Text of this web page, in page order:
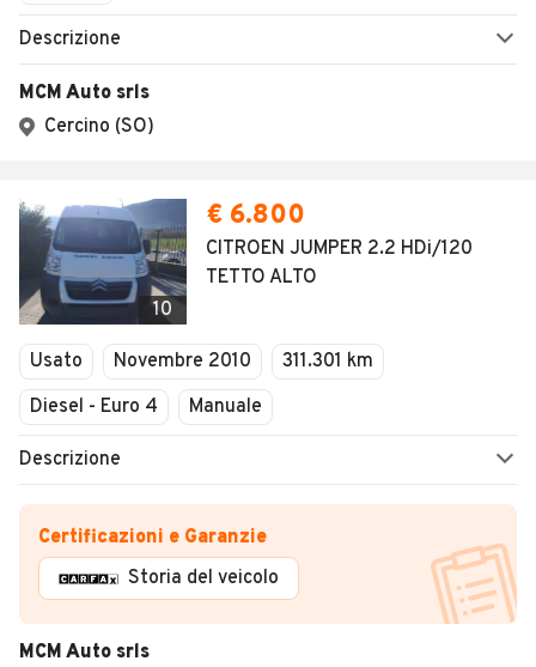
Descrizione
MCM Auto srls
Cercino (SO)
10
€ 6.800
CITROEN JUMPER 2.2 HDi/120
TETTO ALTO
Usato Novembre 2010
311.301 km
Diesel - Euro 4
Manuale
Descrizione
Certificazioni e Garanzie
Storia del veicolo
MCM Auto srls